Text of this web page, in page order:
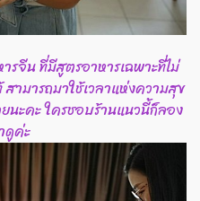
รจีน ที่มีสูตรอาหารเฉพาะที่ไม่
สามารถมาใช้เวลาแห่งความสุข
นะคะ ใครชอบร้านแนวนี้ก็ลอง
ดูค่ะ